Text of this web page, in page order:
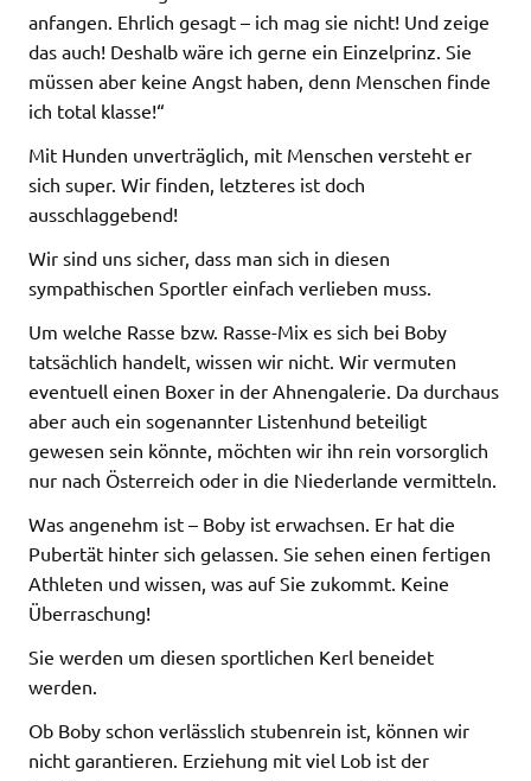
anfangen. Ehrlich gesagt – ich mag sie nicht! Und zeige
das auch! Deshalb wäre ich gerne ein Einzelprinz. Sie
müssen aber keine Angst haben, denn Menschen finde
ich total klasse!“
Mit Hunden unverträglich, mit Menschen versteht er
sich super. Wir finden, letzteres ist doch
ausschlaggebend!
Wir sind uns sicher, dass man sich in diesen
sympathischen Sportler einfach verlieben muss.
Um welche Rasse bzw. Rasse-Mix es sich bei Boby
tatsächlich handelt, wissen wir nicht. Wir vermuten
eventuell einen Boxer in der Ahnengalerie. Da durchaus
aber auch ein sogenannter Listenhund beteiligt
gewesen sein könnte, möchten wir ihn rein vorsorglich
nur nach Österreich oder in die Niederlande vermitteln.
Was angenehm ist – Boby ist erwachsen. Er hat die
Pubertät hinter sich gelassen. Sie sehen einen fertigen
Athleten und wissen, was auf Sie zukommt. Keine
Überraschung!
Sie werden um diesen sportlichen Kerl beneidet
werden.
Ob Boby schon verlässlich stubenrein ist, können wir
nicht garantieren. Erziehung mit viel Lob ist der